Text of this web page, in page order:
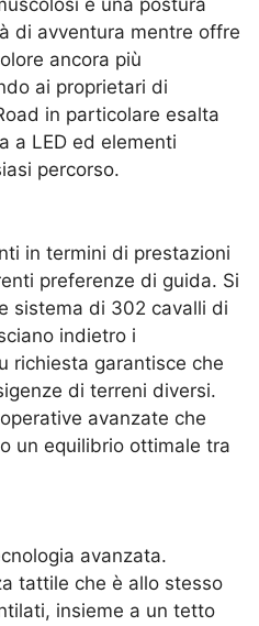
e una postura
di avventura mentre offre
ancora più
ai proprietari di
in particolare esalta
a LED ed elementi
percorso.
in termini di prestazioni
preferenze di guida. Si
sistema di 302 cavalli di
indietro i
richiesta garantisce che
di terreni diversi.
avanzate che
un equilibrio ottimale tra
avanzata.
tattile che è allo stesso
insieme a un tetto